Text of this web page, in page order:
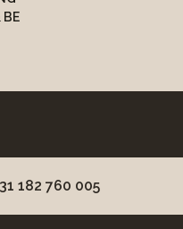
BE
182 760 005